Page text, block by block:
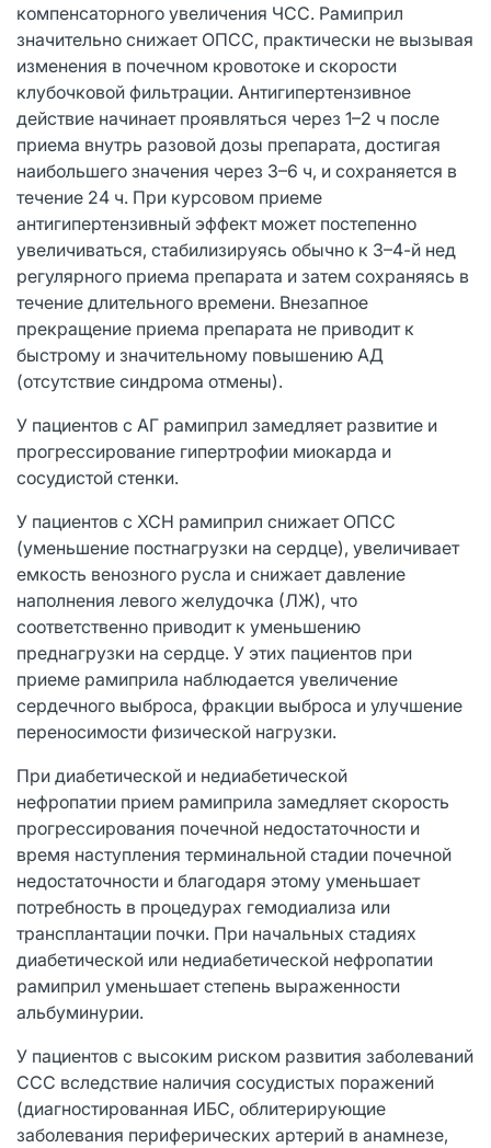
компенсаторного увеличения ЧСС. Рамиприл
значительно снижает ОПСС, практически не вызывая
изменения в почечном кровотоке и скорости
клубочковой фильтрации. Антигипертензивное
действие начинает проявляться через 1–2 ч после
приема внутрь разовой дозы препарата, достигая
наибольшего значения через 3–6 ч, и сохраняется в
течение 24 ч. При курсовом приеме
антигипертензивный эффект может постепенно
увеличиваться, стабилизируясь обычно к 3–4-й нед
регулярного приема препарата и затем сохраняясь в
течение длительного времени. Внезапное
прекращение приема препарата не приводит к
быстрому и значительному повышению АД
(отсутствие синдрома отмены).
У пациентов с АГ рамиприл замедляет развитие и
прогрессирование гипертрофии миокарда и
сосудистой стенки.
У пациентов с ХСН рамиприл снижает ОПСС
(уменьшение постнагрузки на сердце), увеличивает
емкость венозного русла и снижает давление
наполнения левого желудочка (ЛЖ), что
соответственно приводит к уменьшению
преднагрузки на сердце. У этих пациентов при
приеме рамиприла наблюдается увеличение
сердечного выброса, фракции выброса и улучшение
переносимости физической нагрузки.
При диабетической и недиабетической
нефропатии прием рамиприла замедляет скорость
прогрессирования почечной недостаточности и
время наступления терминальной стадии почечной
недостаточности и благодаря этому уменьшает
потребность в процедурах гемодиализа или
трансплантации почки. При начальных стадиях
диабетической или недиабетической нефропатии
рамиприл уменьшает степень выраженности
альбуминурии.
У пациентов с высоким риском развития заболеваний
ССС вследствие наличия сосудистых поражений
(диагностированная ИБС, облитерирующие
заболевания периферических артерий в анамнезе,